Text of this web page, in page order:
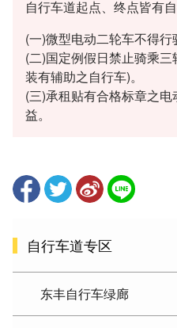
自行车道起点、终点皆有自
(一)微型电动二轮车不得行
(二)国定例假日禁止骑乘
装有辅助之自行车)。
(三)承租贴有合格标章之
益。
自行车道专区
东丰自行车绿廊